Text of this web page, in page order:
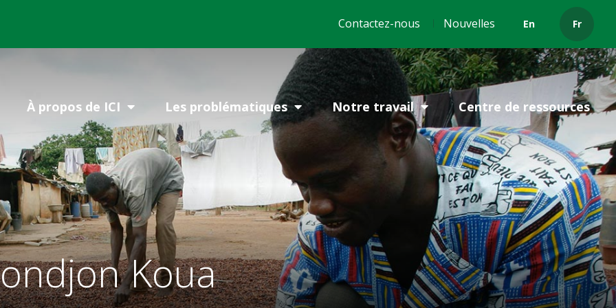
Header
menu
Contactez-nous Nouvelles En Fr
À propos de ICI Les problématiques Notre travail Centre de ressources
Koua